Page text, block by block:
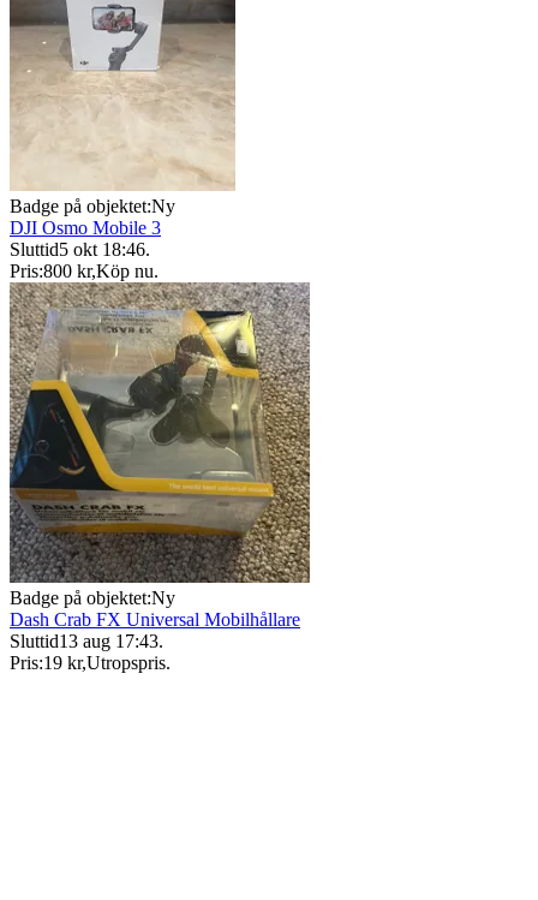
Badge på objektet:Ny
DJI Osmo Mobile 3
Sluttid5 okt 18:46.
Pris:800 kr,Köp nu.
Badge på objektet:Ny
Dash Crab FX Universal Mobilhållare
Sluttid13 aug 17:43.
Pris:19 kr,Utropspris.